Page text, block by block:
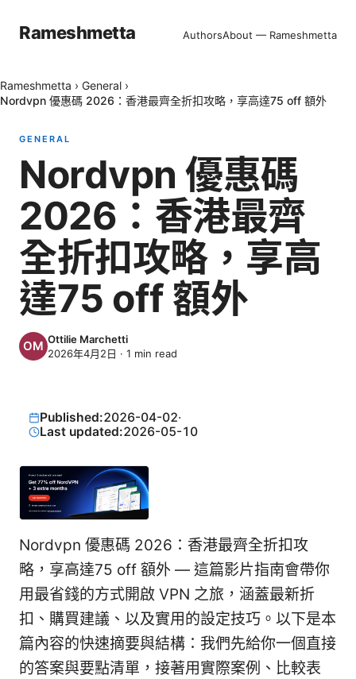
Rameshmetta AuthorsAbout — Rameshmetta
Rameshmetta › General ›
Nordvpn 優惠碼 2026：香港最齊全折扣攻略，享高達75 off 額外
GENERAL
Nordvpn 優惠碼
2026：香港最齊
全折扣攻略，享高
達75 off 額外
Ottilie Marchetti
2026年4月2日 · 1 min read
Published:2026-04-02·
Last updated:2026-05-10
Nordvpn 優惠碼 2026：香港最齊全折扣攻
略，享高達75 off 額外 — 這篇影片指南會帶你
用最省錢的方式開啟 VPN 之旅，涵蓋最新折
扣、購買建議、以及實用的設定技巧。以下是本
篇內容的快速摘要與結構：我們先給你一個直接
的答案與要點清單，接著用實際案例、比較表